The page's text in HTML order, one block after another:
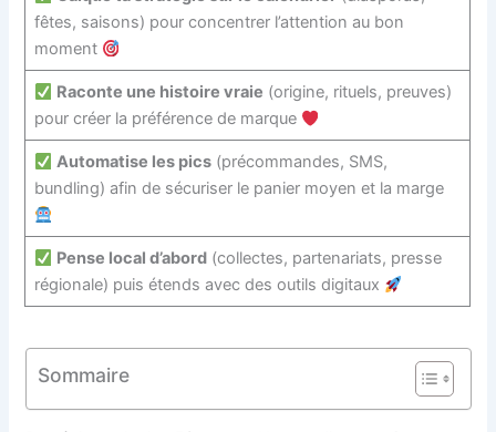
fêtes, saisons) pour concentrer l’attention au bon
moment
Raconte une histoire vraie (origine, rituels, preuves)
pour créer la préférence de marque
Automatise les pics (précommandes, SMS,
bundling) afin de sécuriser le panier moyen et la marge
Pense local d’abord (collectes, partenariats, presse
régionale) puis étends avec des outils digitaux
Sommaire